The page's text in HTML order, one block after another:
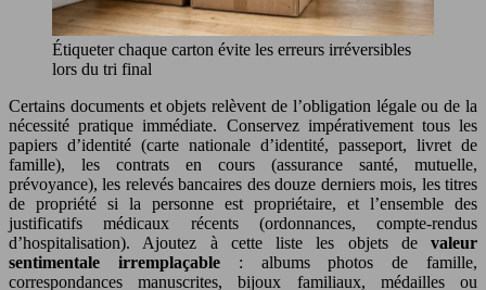
Étiqueter chaque carton évite les erreurs irréversibles
lors du tri final
Certains documents et objets relèvent de l’obligation légale ou de la
nécessité pratique immédiate. Conservez impérativement tous les
papiers d’identité (carte nationale d’identité, passeport, livret de
famille), les contrats en cours (assurance santé, mutuelle,
prévoyance), les relevés bancaires des douze derniers mois, les titres
de propriété si la personne est propriétaire, et l’ensemble des
justificatifs médicaux récents (ordonnances, compte-rendus
d’hospitalisation). Ajoutez à cette liste les objets de valeur
sentimentale irremplaçable: albums photos de famille,
correspondances manuscrites, bijoux familiaux, médailles ou